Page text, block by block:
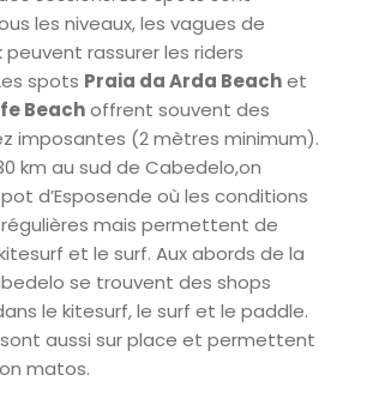
les niveaux, les vagues de
rassurer les riders
spots Praia da Arda Beachet
Beachoffrent souvent des
imposantes (2 mètres minimum).
km au sud de Cabedelo,on
d’Esposende où les conditions
mais permettent de
et le surf. Aux abords de la
se trouvent des shops
le kitesurf, le surf et le paddle.
aussi sur place et permettent
matos.